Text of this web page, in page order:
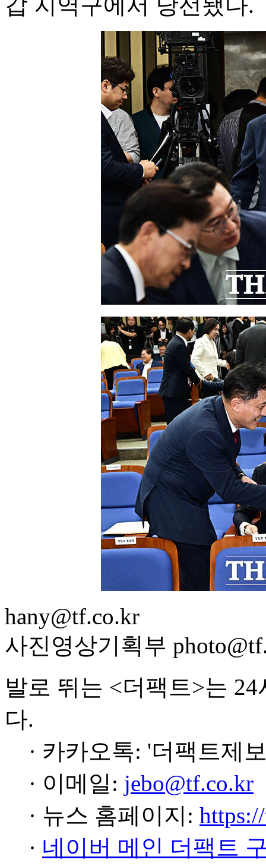
hany@tf.co.kr
사진영상기획부
발로 뛰는 <더팩트>는
다.
· 카카오톡: '더팩트제
· 이메일: jebo@tf.co.kr
· 뉴스 홈페이지:
· 네이버 메인 더팩트